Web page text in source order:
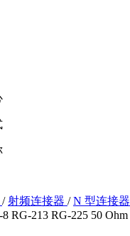
/ 射频连接器 / N 型连接器
RG-213 RG-225 50 Ohm